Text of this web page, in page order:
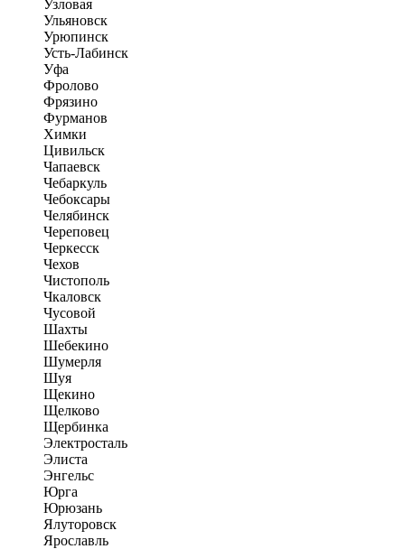
Узловая
Ульяновск
Урюпинск
Усть-Лабинск
Уфа
Фролово
Фрязино
Фурманов
Химки
Цивильск
Чапаевск
Чебаркуль
Чебоксары
Челябинск
Череповец
Черкесск
Чехов
Чистополь
Чкаловск
Чусовой
Шахты
Шебекино
Шумерля
Шуя
Щекино
Щелково
Щербинка
Электросталь
Элиста
Энгельс
Юрга
Юрюзань
Ялуторовск
Ярославль